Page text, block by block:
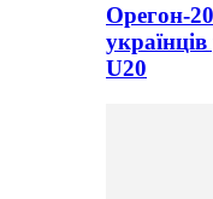
Орегон-
U20